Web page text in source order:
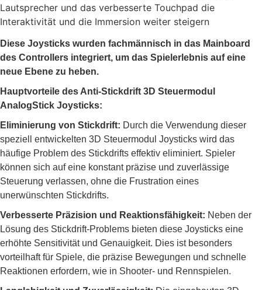
Lautsprecher und das verbesserte Touchpad die
Interaktivität und die Immersion weiter steigern
Diese Joysticks wurden fachmännisch in das Mainboard
des Controllers integriert, um das Spielerlebnis auf eine
neue Ebene zu heben.
Hauptvorteile des Anti-Stickdrift 3D Steuermodul
AnalogStick Joysticks:
Eliminierung von Stickdrift: Durch die Verwendung dieser
speziell entwickelten 3D Steuermodul Joysticks wird das
häufige Problem des Stickdrifts effektiv eliminiert. Spieler
können sich auf eine konstant präzise und zuverlässige
Steuerung verlassen, ohne die Frustration eines
unerwünschten Stickdrifts.
Verbesserte Präzision und Reaktionsfähigkeit: Neben der
Lösung des Stickdrift-Problems bieten diese Joysticks eine
erhöhte Sensitivität und Genauigkeit. Dies ist besonders
vorteilhaft für Spiele, die präzise Bewegungen und schnelle
Reaktionen erfordern, wie in Shooter- und Rennspielen.